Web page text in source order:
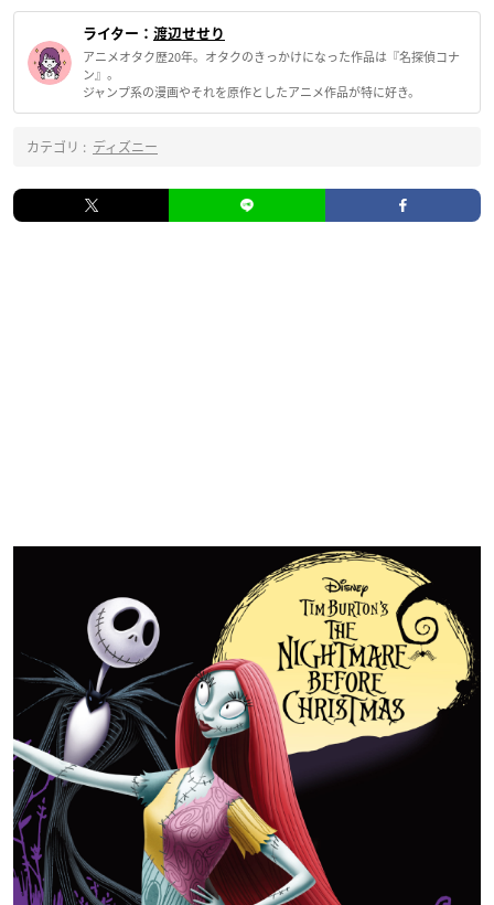
ライター： 渡辺せせり
アニメオタク歴20年。オタクのきっかけになった作品は『名探偵コナ
ン』。
ジャンプ系の漫画やそれを原作としたアニメ作品が特に好き。
カテゴリ : ディズニー